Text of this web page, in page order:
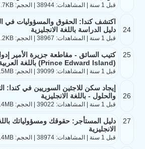
قبل 1 سنة | المشاهدات: 38944 | الحجم: 237.7KB
24
اكتشف كندا: الحقوق والمسؤوليات في
دليل الدراسة باللغة الانجليزية
قبل 1 سنة | المشاهدات: 38967 | الحجم: 941.2KB
25
كتيب السائق - مقاطعة جزيرة الأمير
(Prince Edward Island) باللغة العربية
قبل 1 سنة | المشاهدات: 39099 | الحجم: 4.5MB
26
إيجاد سكن للاجئين السوريين في كندا:
والحلول - باللغة الانجليزية
قبل 1 سنة | المشاهدات: 39022 | الحجم: 1.4MB
27
دليل المستأجر: حقوقك ومسؤولياتك
الانجليزية
قبل 1 سنة | المشاهدات: 38974 | الحجم: 1.4MB